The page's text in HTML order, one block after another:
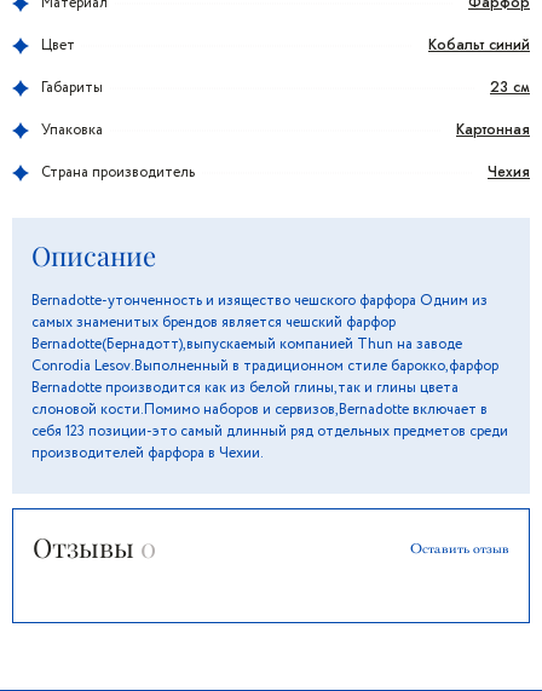
Цвет Кобальт синий
Габариты 23 см
Упаковка Картонная
Страна производитель Чехия
Описание
Bernadotte-утонченность и изящество чешского фарфора Одним из
самых знаменитых брендов является чешский фарфор
Bernadotte(Бернадотт),выпускаемый компанией Thun на заводе
Conrodia Lesov.Выполненный в традиционном стиле барокко,фарфор
Bernadotte производится как из белой глины,так и глины цвета
слоновой кости.Помимо наборов и сервизов,Bernadotte включает в
себя 123 позиции-это самый длинный ряд отдельных предметов среди
производителей фарфора в Чехии.
Отзывы 0 Оставить отзыв